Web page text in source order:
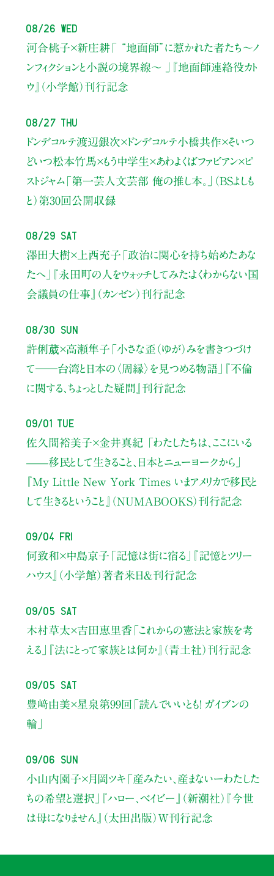
08/26 Wed
河合桃子×新庄耕「 “地面師”に惹かれた者たち〜ノ
ンフィクションと小説の境界線〜 」
『地面師連絡役カト
ウ』（小学館）刊行記念
08/27 Thu
ドンデコルテ渡辺銀次×ドンデコルテ小橋共作×そいつ
どいつ松本竹馬×もう中学生×あわよくばファビアン×ピ
ストジャム「第一芸人文芸部 俺の推し本。」（BSよしも
と） 第30回公開収録
08/29 Sat
澤田大樹×上西充子 「政治に関心を持ち始めたあな
たへ」
『永田町の人をウォッチしてみた：よくわからない国
会議員の仕事』（カンゼン）刊行記念
08/30 Sun
許俐葳×高瀬隼子 「小さな歪（ゆが）みを書きつづけ
て――台湾と日本の〈周縁〉を見つめる物語」
『不倫
に関する、ちょっとした疑問』刊行記念
09/01 Tue
佐久間裕美子×金井真紀 「わたしたちは、ここにいる
——移民として生きること、日本とニューヨークから」
『My Little New York Times いまアメリカで移民と
して生きるということ』（NUMABOOKS）刊行記念
09/04 Fri
何致和×中島京子 「記憶は街に宿る」
『記憶とツリー
ハウス』（小学館）著者来日＆刊行記念
09/05 Sat
木村草太×吉田恵里香 「これからの憲法と家族を考
える」
『法にとって家族とは何か』（青土社）刊行記念
09/05 Sat
豊﨑由美×星泉 第99回「読んでいいとも！ ガイブンの
輪」
09/06 Sun
小山内園子×月岡ツキ 「産みたい、産まないーわたした
ちの希望と選択」
『ハロー、ベイビー』（新潮社） 『今世
は母になりません』（太田出版）W刊行記念